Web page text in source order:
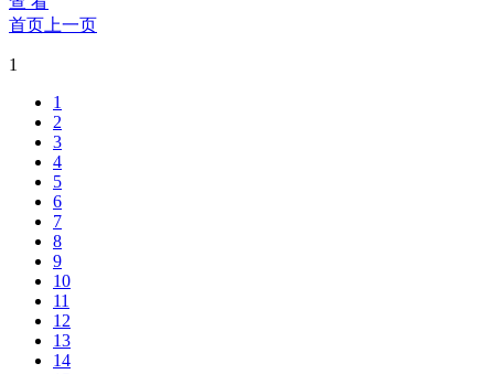
首页 上一页
1
1
2
3
4
5
6
7
8
9
10
11
12
13
14